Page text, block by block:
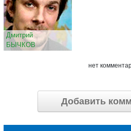
Дмитрий
БЫЧКОВ
нет
Добавить